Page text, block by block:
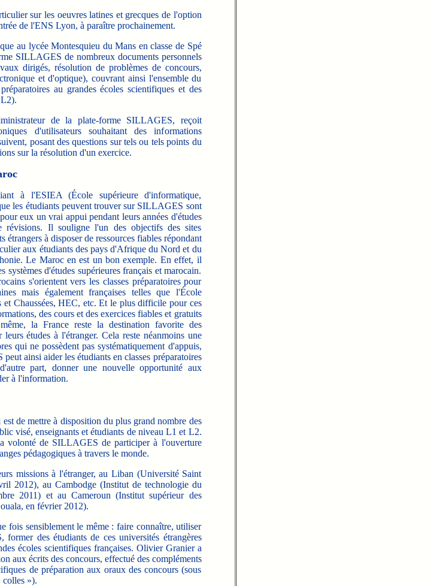
sur les oeuvres latines et grecques de l'option
de l'ENS Lyon, à paraître prochainement.
au lycée Montesquieu du Mans en classe de Spé
SILLAGES de nombreux documents personnels
dirigés, résolution de problèmes de concours,
et d'optique), couvrant ainsi l'ensemble du
au grandes écoles scientifiques et des
de la plate-forme SILLAGES, reçoit
d'utilisateurs souhaitant des informations
posant des questions sur tels ou tels points du
sur la résolution d'un exercice.
à l'ESIEA (École supérieure d'informatique,
les étudiants peuvent trouver sur SILLAGES sont
eux un vrai appui pendant leurs années d'études
révisions. Il souligne l'un des objectifs des sites
à disposer de ressources fiables répondant
aux étudiants des pays d'Afrique du Nord et du
Le Maroc en est un bon exemple. En effet, il
systèmes d'études supérieures français et marocain.
s'orientent vers les classes préparatoires pour
mais également françaises telles que l'École
Chaussées, HEC, etc. Et le plus difficile pour ces
des cours et des exercices fiables et gratuits
la France reste la destination favorite des
études à l'étranger. Cela reste néanmoins une
qui ne possèdent pas systématiquement d'appuis,
ainsi aider les étudiants en classes préparatoires
part, donner une nouvelle opportunité aux
à l'information.
de mettre à disposition du plus grand nombre des
visé, enseignants et étudiants de niveau L1 et L2.
volonté de SILLAGES de participer à l'ouverture
pédagogiques à travers le monde.
missions à l'étranger, au Liban (Université Saint
2012), au Cambodge (Institut de technologie du
2011) et au Cameroun (Institut supérieur des
en février 2012).
fois sensiblement le même : faire connaître, utiliser
des étudiants de ces universités étrangères
écoles scientifiques françaises. Olivier Granier a
aux écrits des concours, effectué des compléments
de préparation aux oraux des concours (sous
colles »).